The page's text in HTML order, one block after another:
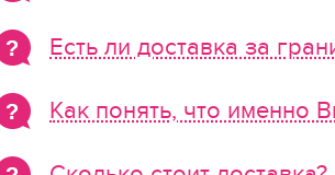
Есть ли доставка за
Как понять, что именно